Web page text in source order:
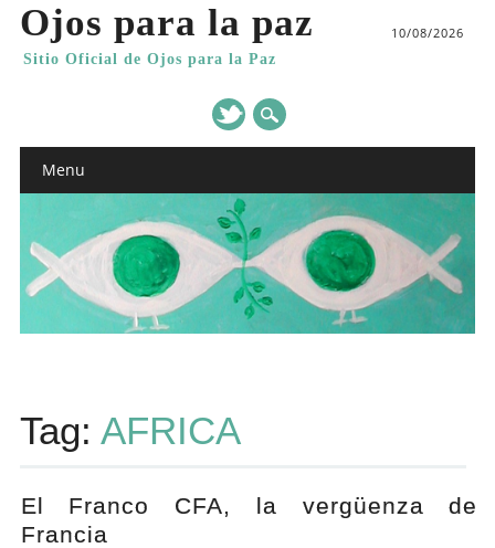
Ojos para la paz
Sitio Oficial de Ojos para la Paz
10/08/2026
Main menu
Menu
Andrés Vázquez de Sola
Tag: AFRICA
El Franco CFA, la vergüenza de
Francia